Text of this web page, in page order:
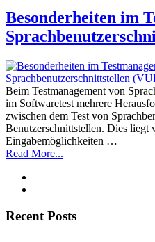
Besonderheiten im
Beim Testmanagement von
im Softwaretest mehrere
zwischen dem Test von
Benutzerschnittstellen. Dies liegt
Eingabemöglichkeiten …
Read More...
Recent Posts